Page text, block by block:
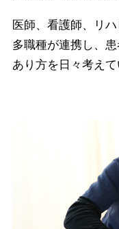
医師、看護師、リ
多職種が連携し、
あり方を日々考えて